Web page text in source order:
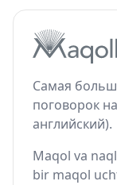
Самая
поговорок
английский).
Maqol va
bir maqol